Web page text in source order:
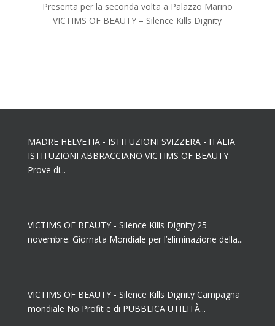
Presenta per la seconda volta a Palazzo Marino
VICTIMS OF BEAUTY – Silence Kills Dignity
MADRE HELVETIA - ISTITUZIONI SVIZZERA - ITALIA
ISTITUZIONI ABBRACCIANO VICTIMS OF BEAUTY
Prove di...
VICTIMS OF BEAUTY - Silence Kills Dignity 25
novembre: Giornata Mondiale per l’eliminazione della...
VICTIMS OF BEAUTY - Silence Kills Dignity Campagna
mondiale No Profit e di PUBBLICA UTILITÀ...